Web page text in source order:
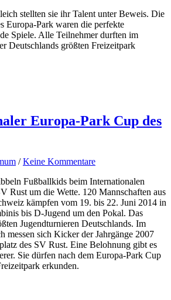
stellten sie ihr Talent unter Beweis. Die
Europa-Park waren die perfekte
Spiele. Alle Teilnehmer durften im
Deutschlands größten Freizeitpark
Europa-Park Cup des
/Keine Kommentare
Fußballkids beim Internationalen
Rust um die Wette. 120 Mannschaften aus
kämpfen vom 19. bis 22. Juni 2014 in
bis D-Jugend um den Pokal. Das
Jugendturnieren Deutschlands. Im
messen sich Kicker der Jahrgänge 2007
des SV Rust. Eine Belohnung gibt es
Sie dürfen nach dem Europa-Park Cup
erkunden.